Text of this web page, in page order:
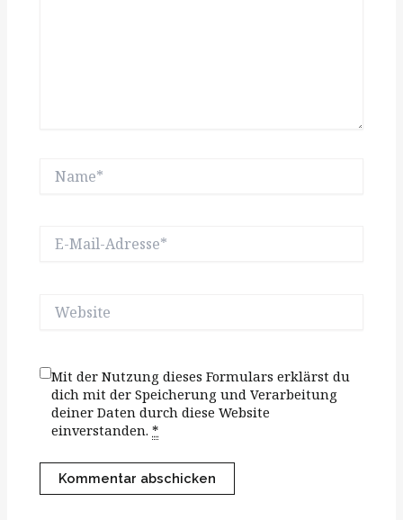
Mail-
Mit der Nutzung dieses Formulars erklärst du
dich mit der Speicherung und Verarbeitung
deiner Daten durch diese Website
einverstanden.*